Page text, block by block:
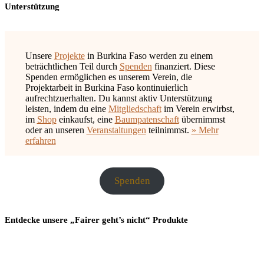
Unterstützung
Unsere Projektein Burkina Faso werden zu einem
beträchtlichen Teil durch Spenden finanziert. Diese
Spenden ermöglichen es unserem Verein, die
Projektarbeit in Burkina Faso kontinuierlich
aufrechtzuerhalten. Du kannst aktiv Unterstützung
leisten, indem du eine Mitgliedschaftim Verein erwirbst,
im Shopeinkaufst, eine Baumpatenschaftübernimmst
oder an unseren Veranstaltungen teilnimmst. » Mehr
erfahren
Spenden
Entdecke unsere „Fairer geht’s nicht“ Produkte